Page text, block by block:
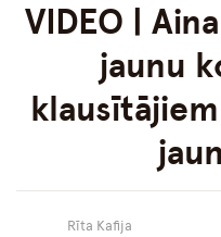
VIDEO |
jaunu
Rīta Kafija